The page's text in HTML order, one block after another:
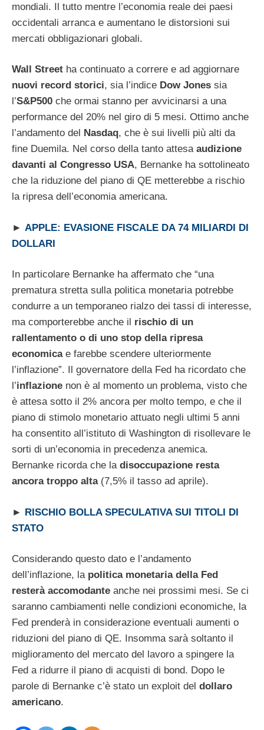
mondiali. Il tutto mentre l’economia reale dei paesi
occidentali arranca e aumentano le distorsioni sui
mercati obbligazionari globali.
Wall Street ha continuato a correre e ad aggiornare
nuovi record storici, sia l’indice Dow Jones sia
l’S&P500 che ormai stanno per avvicinarsi a una
performance del 20% nel giro di 5 mesi. Ottimo anche
l’andamento del
Nasdaq, che è sui livelli più alti da
fine Duemila. Nel corso della tanto attesa audizione
davanti al Congresso USA, Bernanke ha sottolineato
che la riduzione del piano di QE metterebbe a rischio
la ripresa dell’economia americana.
► APPLE: EVASIONE FISCALE DA 74 MILIARDI DI
DOLLARI
In particolare Bernanke ha affermato che “una
prematura stretta sulla politica monetaria potrebbe
condurre a un temporaneo rialzo dei tassi di interesse,
ma comporterebbe anche il rischio di un
rallentamento o di uno stop della ripresa
economicae farebbe scendere ulteriormente
l’inflazione”. Il governatore della Fed ha ricordato che
l’inflazione non è al momento un problema, visto che
è attesa sotto il 2% ancora per molto tempo, e che il
piano di stimolo monetario attuato negli ultimi 5 anni
ha consentito all’istituto di Washington di risollevare le
sorti di un’economia in precedenza anemica.
Bernanke ricorda che la disoccupazione resta
ancora troppo alta (7,5% il tasso ad aprile).
► RISCHIO BOLLA SPECULATIVA SUI TITOLI DI
STATO
Considerando questo dato e l’andamento
dell’inflazione, la politica monetaria della Fed
resterà accomodante anche nei prossimi mesi. Se ci
saranno cambiamenti nelle condizioni economiche, la
Fed prenderà in considerazione eventuali aumenti o
riduzioni del piano di QE. Insomma sarà soltanto il
miglioramento del mercato del lavoro a spingere la
Fed a ridurre il piano di acquisti di bond. Dopo le
parole di Bernanke c’è stato un exploit del dollaro
americano.